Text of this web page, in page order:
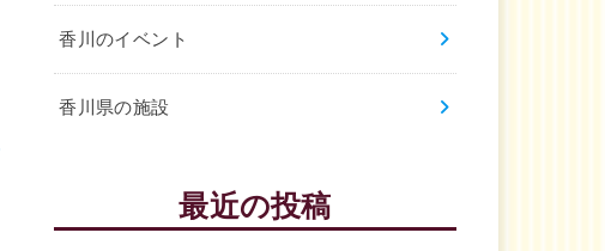
香川のイベント
香川県の施設
最近の投稿